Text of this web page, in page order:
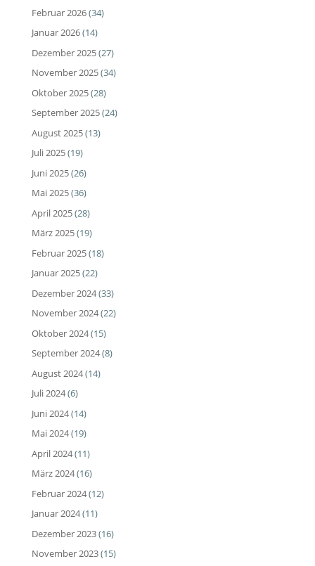
Februar 2026(34)
Januar 2026(14)
Dezember 2025(27)
November 2025(34)
Oktober 2025(28)
September 2025(24)
August 2025(13)
Juli 2025(19)
Juni 2025(26)
Mai 2025(36)
April 2025(28)
März 2025(19)
Februar 2025(18)
Januar 2025(22)
Dezember 2024(33)
November 2024(22)
Oktober 2024(15)
September 2024(8)
August 2024(14)
Juli 2024(6)
Juni 2024(14)
Mai 2024(19)
April 2024(11)
März 2024(16)
Februar 2024(12)
Januar 2024(11)
Dezember 2023(16)
November 2023(15)